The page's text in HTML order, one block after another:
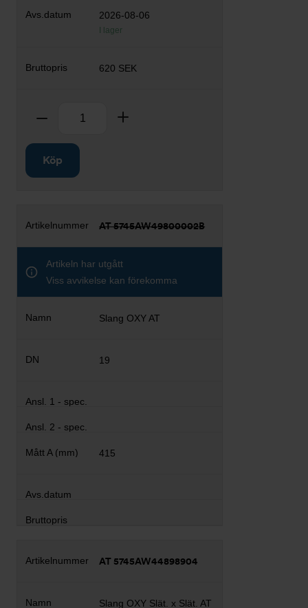
2026-08-06
I lager
620 SEK
Ta bort
Köp
AT 5745AW49800002B
Artikeln har utgått
Viss avvikelse kan förekomma
Slang OXY AT
19
415
AT 5745AW44898904
Slang OXY Slät. x Slät. AT